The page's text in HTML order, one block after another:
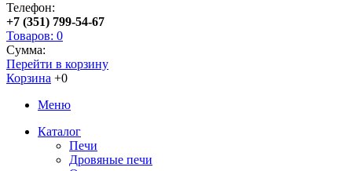
Телефон:
+7 (351) 799-54-67
Товаров: 0
Сумма:
Перейти в корзину
Корзина +0
Меню
Каталог
Печи
Дровяные печи